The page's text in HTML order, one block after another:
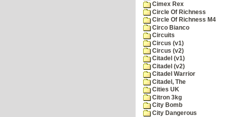
Cimex Rex
Circle Of Richness
Circle Of Richness M4
Circo Bianco
Circuits
Circus (v1)
Circus (v2)
Citadel (v1)
Citadel (v2)
Citadel Warrior
Citadel, The
Cities UK
Citron 3kg
City Bomb
City Dangerous